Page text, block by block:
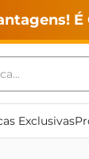
Exclusivas